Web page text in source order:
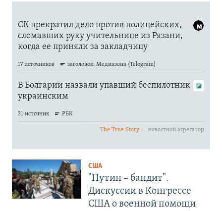
США
"Путин – бандит".
Дискуссии в Конгрессе
США о военной помощи